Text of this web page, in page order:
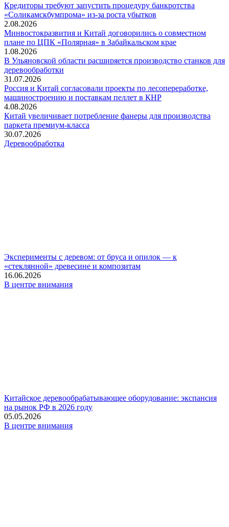
Кредиторы требуют запустить процедуру банкротства
«Соликамскбумпрома» из-за роста убытков
2.08.2026
Минвостокразвития и Китай договорились о совместном
плане по ЦПК «Полярная» в Забайкальском крае
1.08.2026
В Ульяновской области расширяется производство станков для
деревообработки
31.07.2026
Россия и Китай согласовали проекты по лесопереработке,
машиностроению и поставкам пеллет в КНР
4.08.2026
Китай увеличивает потребление фанеры для производства
паркета премиум-класса
30.07.2026
Деревообработка
Эксперименты с деревом: от бруса и опилок — к
«стеклянной» древесине и композитам
16.06.2026
В центре внимания
Китайское деревообрабатывающее оборудование: экспансия
на рынок РФ в 2026 году
05.05.2026
В центре внимания